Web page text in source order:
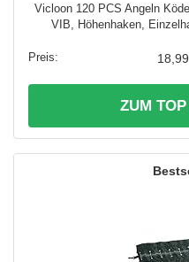
Vicloon 120 PCS Angeln
VIB, Höhenhaken,
ZUM